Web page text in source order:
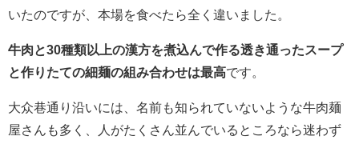
いたのですが、本場を食べたら全く違いました。
牛肉と30種類以上の漢方を煮込んで作る透き通ったスープ
と作りたての細麺の組み合わせは最高です。
大众巷通り沿いには、名前も知られていないような牛肉麺
屋さんも多く、人がたくさん並んでいるところなら迷わず